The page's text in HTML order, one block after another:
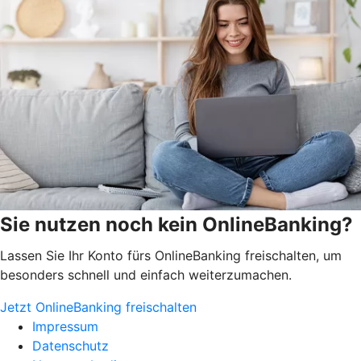
Sie nutzen noch kein OnlineBanking?
Lassen Sie Ihr Konto fürs OnlineBanking freischalten, um
besonders schnell und einfach weiterzumachen.
Jetzt OnlineBanking freischalten
Impressum
Datenschutz